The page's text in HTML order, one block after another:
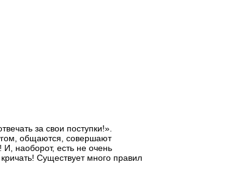
за свои поступки!».
общаются, совершают
наоборот, есть не очень
Существует много правил